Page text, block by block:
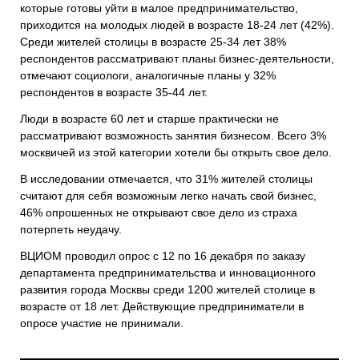
которые готовы уйти в малое предпринимательство,
приходится на молодых людей в возрасте 18-24 лет (42%).
Среди жителей столицы в возрасте 25-34 лет 38%
респондентов рассматривают планы бизнес-деятельности,
отмечают социологи, аналогичные планы у 32%
респондентов в возрасте 35-44 лет.
Люди в возрасте 60 лет и старше практически не
рассматривают возможность занятия бизнесом. Всего 3%
москвичей из этой категории хотели бы открыть свое дело.
В исследовании отмечается, что 31% жителей столицы
считают для себя возможным легко начать свой бизнес,
46% опрошенных не открывают свое дело из страха
потерпеть неудачу.
ВЦИОМ проводил опрос с 12 по 16 декабря по заказу
департамента предпринимательства и инновационного
развития города Москвы среди 1200 жителей столице в
возрасте от 18 лет. Действующие предприниматели в
опросе участие не принимали.